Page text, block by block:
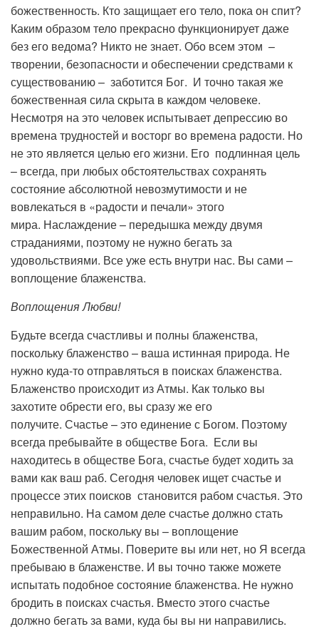
божественность. Кто защищает его тело, пока он спит?
Каким образом тело прекрасно функционирует даже
без его ведома? Никто не знает. Обо всем этом –
творении, безопасности и обеспечении средствами к
существованию – заботится Бог. И точно такая же
божественная сила скрыта в каждом человеке.
Несмотря на это человек испытывает депрессию во
времена трудностей и восторг во времена радости. Но
не это является целью его жизни. Его подлинная цель
– всегда, при любых обстоятельствах сохранять
состояние абсолютной невозмутимости и не
вовлекаться в «радости и печали» этого
мира. Наслаждение – передышка между двумя
страданиями, поэтому не нужно бегать за
удовольствиями. Все уже есть внутри нас. Вы сами –
воплощение блаженства.
Воплощения Любви!
Будьте всегда счастливы и полны блаженства,
поскольку блаженство – ваша истинная природа. Не
нужно куда-то отправляться в поисках блаженства.
Блаженство происходит из Атмы. Как только вы
захотите обрести его, вы сразу же его
получите. Счастье – это единение с Богом. Поэтому
всегда пребывайте в обществе Бога. Если вы
находитесь в обществе Бога, счастье будет ходить за
вами как ваш раб. Сегодня человек ищет счастье и
процессе этих поисков становится рабом счастья. Это
неправильно. На самом деле счастье должно стать
вашим рабом, поскольку вы – воплощение
Божественной Атмы. Поверите вы или нет, но Я всегда
пребываю в блаженстве. И вы точно также можете
испытать подобное состояние блаженства. Не нужно
бродить в поисках счастья. Вместо этого счастье
должно бегать за вами, куда бы вы ни направились.